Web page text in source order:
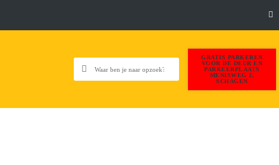
GRATIS PARKEREN
VOOR DE DEUR EN
PARKEERPLAATS
MENISWEG 2,
SCHAGEN